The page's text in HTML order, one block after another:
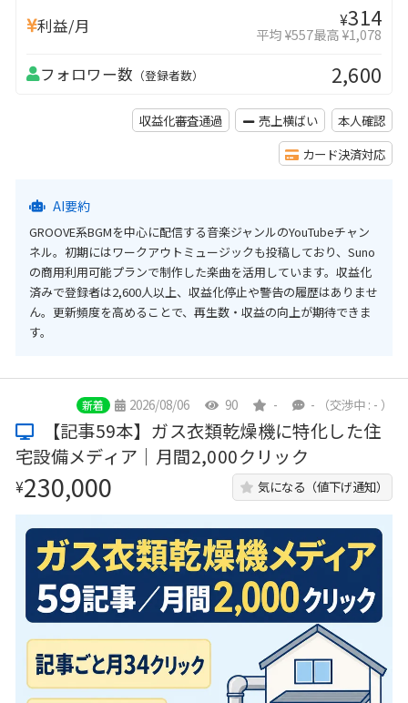
利益/月 ¥314
平均 ¥557最高 ¥1,078
フォロワー数 （登録者数） 2,600
収益化審査通過 売上横ばい
本人確認
カード決済対応
AI要約
GROOVE系BGMを中心に配信する音楽ジャンルのYouTubeチャン
ネル。初期にはワークアウトミュージックも投稿しており、Suno
の商用利用可能プランで制作した楽曲を活用しています。収益化
済みで登録者は2,600人以上、収益化停止や警告の履歴はありませ
ん。更新頻度を高めることで、再生数・収益の向上が期待できま
す。
新着 2026/08/06 90 - - （交渉中 : - ）
【記事59本】ガス衣類乾燥機に特化した住
宅設備メディア｜月間2,000クリック
¥230,000 気になる（値下げ通知）